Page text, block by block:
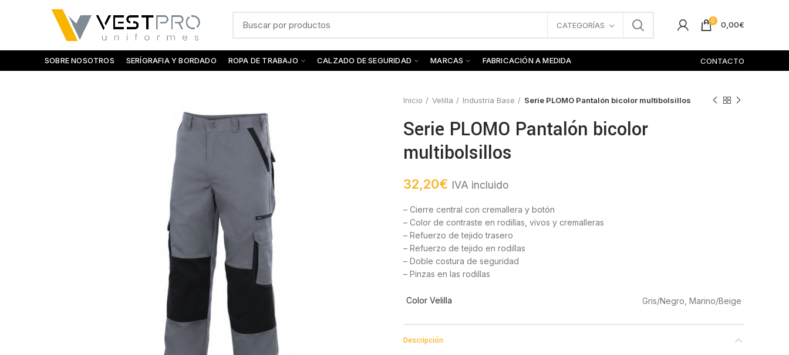
CATEGORÍAS 0 0,00€
SOBRE NOSOTROS SERÍGRAFIA Y BORDADO ROPA DE TRABAJO CALZADO DE SEGURIDAD MARCAS FABRICACIÓN A MEDIDA CONTACTO
Inicio Velilla Industria Base Serie PLOMO Pantalón bicolor multibolsillos
Serie PLOMO Pantalón bicolor
multibolsillos
32,20€ IVA incluido
– Cierre central con cremallera y botón
– Color de contraste en rodillas, vivos y cremalleras
– Refuerzo de tejido trasero
– Refuerzo de tejido en rodillas
– Doble costura de seguridad
– Pinzas en las rodillas
Color Velilla Gris/Negro, Marino/Beige
Descripción